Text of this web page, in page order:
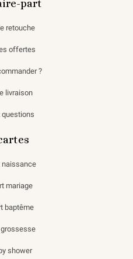
part
retouche
offertes
?
livraison
questions
naissance
mariage
baptême
shower